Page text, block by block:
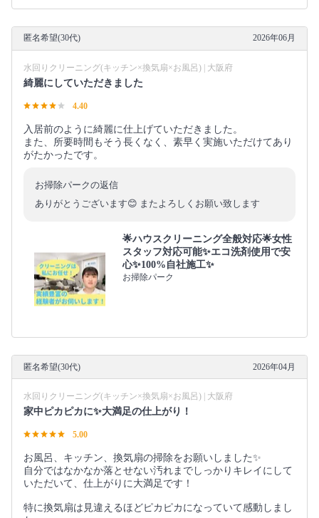
匿名希望(30代) 2026年06月
水回りクリーニング(キッチン×換気扇×お風呂) | 大阪府
綺麗にしていただきました
4.40
入居前のように綺麗に仕上げていただきました。
また、所要時間もそう長くなく、素早く実施いただけてあり
がたかったです。
お掃除パークの返信
ありがとうございます😊 またよろしくお願い致します
🌟ハウスクリーニング全般対応🌟女性
スタッフ対応可能✨エコ洗剤使用で安
心✨100%自社施工✨
お掃除パーク
匿名希望(30代) 2026年04月
水回りクリーニング(キッチン×換気扇×お風呂) | 大阪府
家中ピカピカに✨大満足の仕上がり！
5.00
お風呂、キッチン、換気扇の掃除をお願いしました✨
自分ではなかなか落とせない汚れまでしっかりキレイにして
いただいて、仕上がりに大満足です！
特に換気扇は見違えるほどピカピカになっていて感動しまし